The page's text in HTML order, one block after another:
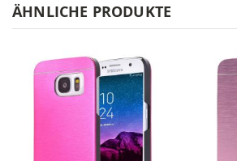
ÄHNLICHE PRODUKTE